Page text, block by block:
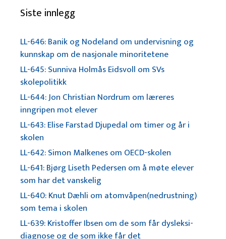
Siste innlegg
LL-646: Banik og Nodeland om undervisning og
kunnskap om de nasjonale minoritetene
LL-645: Sunniva Holmås Eidsvoll om SVs
skolepolitikk
LL-644: Jon Christian Nordrum om læreres
inngripen mot elever
LL-643: Elise Farstad Djupedal om timer og år i
skolen
LL-642: Simon Malkenes om OECD-skolen
LL-641: Bjørg Liseth Pedersen om å møte elever
som har det vanskelig
LL-640: Knut Dæhli om atomvåpen(nedrustning)
som tema i skolen
LL-639: Kristoffer Ibsen om de som får dysleksi-
diagnose og de som ikke får det